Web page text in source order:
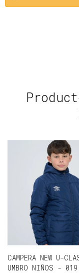
CAMPERA NEW U-
UMBRO NIÑOS - 019